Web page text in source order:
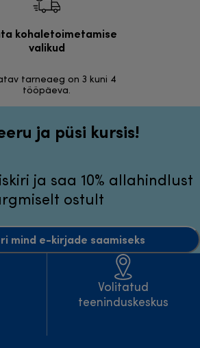
kohaletoimetamise
valikud
tarneaeg on 3 kuni 4
tööpäeva.
ja püsi kursis!
ja saa 10% allahindlust
ostult
mind e-kirjade saamiseks
Volitatud
teeninduskeskus